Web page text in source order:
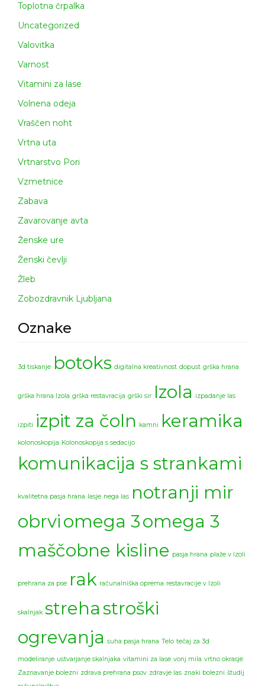
Toplotna črpalka
Uncategorized
Valovitka
Varnost
Vitamini za lase
Volnena odeja
Vraščen noht
Vrtna uta
Vrtnarstvo Pori
Vzmetnice
Zabava
Zavarovanje avta
Ženske ure
Ženski čevlji
Žleb
Zobozdravnik Ljubljana
Oznake
3d tiskanje botoks digitalna kreativnost dopust grška hrana
grška hrana Izola grška restavracija grški sir Izola izpadanje las
izpiti izpit za čoln kamni keramika
kolonoskopija Kolonoskopija s sedacijo
komunikacija s strankami
kvalitetna pasja hrana lasje nega las notranji mir
obrvi omega 3omega 3
maščobne kisline pasja hrana plaže v Izoli
prehrana za pse rak računalniška oprema restavracije v Izoli
skalnjak streha stroški
ogrevanja suha pasja hrana Telo tečaj za 3d
modeliranje ustvarjanje skalnjaka vitamini za lase vonj mila vrtno okrasje
Zaznavanje bolezni zdrava prehrana psov zdravje las znaki bolezni študij